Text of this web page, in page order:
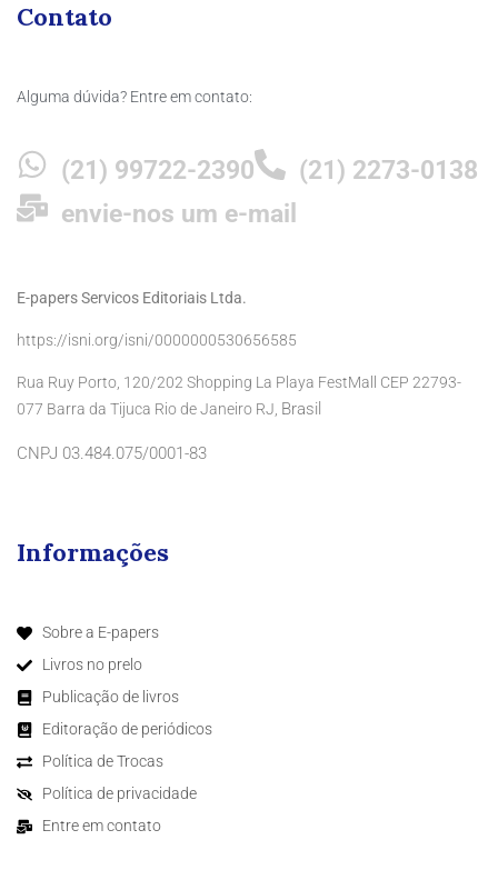
Contato
Alguma dúvida? Entre em contato:
(21) 99722-2390
(21) 2273-0138
envie-nos um e-mail
E-papers Servicos Editoriais Ltda.
https://isni.org/isni/0000000530656585
Rua Ruy Porto, 120/202 Shopping La Playa FestMall CEP 22793-
077 Barra da Tijuca Rio de Janeiro RJ, Brasil
CNPJ 03.484.075/0001-83
Informações
Sobre a E-papers
Livros no prelo
Publicação de livros
Editoração de periódicos
Política de Trocas
Política de privacidade
Entre em contato